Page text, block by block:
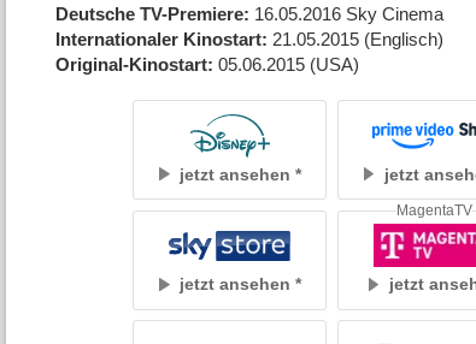
Deutsche TV-Premiere 16.05.2016 Sky Cinema
Internationaler Kinostart 21.05.2015 (Englisch)
Original-Kinostart 05.06.2015 (USA)
jetzt ansehen jetzt
jetzt ansehen jetzt
MagentaTV